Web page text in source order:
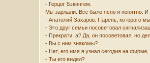
- Герцог Бэкингем.
Мы заржали. Все было ясно и понятно. И
- Анатолий Захаров. Парень, которого
- Это друг семьи посоветовал
- Прекрати, а? Да, он посоветовал, но
- Вы с ним знакомы?
- Нет, его имя я узнал сегодня на
- Ты его видел?